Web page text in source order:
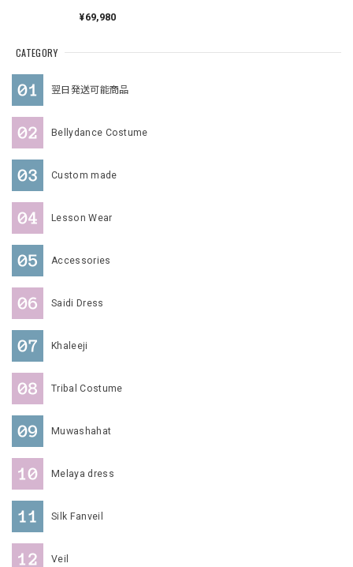
CATEGORY
翌日発送可能商品
Bellydance Costume
Custom made
Lesson Wear
Accessories
Saidi Dress
Khaleeji
Tribal Costume
Muwashahat
Melaya dress
Silk Fanveil
Veil
¥69,980